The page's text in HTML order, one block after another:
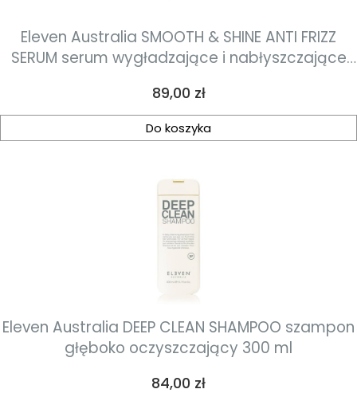
Eleven Australia SMOOTH & SHINE ANTI FRIZZ
SERUM serum wygładzające i nabłyszczające
Cena
89,00 zł
Do koszyka
Eleven Australia DEEP CLEAN SHAMPOO szampon
głęboko oczyszczający 300 ml
Cena
84,00 zł